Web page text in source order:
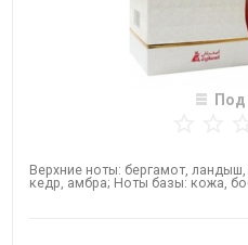
Под
​Верхние ноты: бергамот,
кедр, амбра; Ноты базы: кожа,